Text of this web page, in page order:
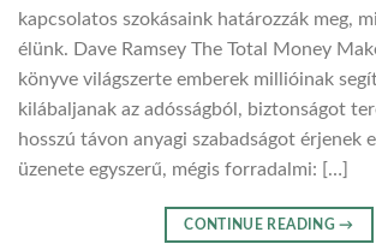
kapcsolatos szokásaink határozzák meg,
élünk. Dave Ramsey The Total Money
könyve világszerte emberek millióinak
kilábaljanak az adósságból, biztonságot
hosszú távon anyagi szabadságot érjenek
üzenete egyszerű, mégis forradalmi: […]
CONTINUE READING→